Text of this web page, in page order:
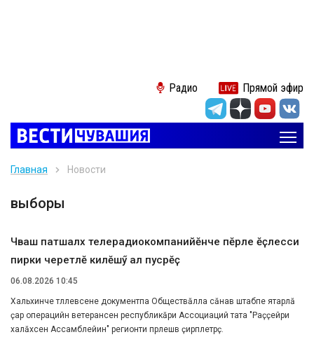
Радио Прямой эфир
Главная Новости
выборы
Чӑваш патшалӑх телерадиокомпанийӗнче пӗрле ӗҫлесси
пирки черетлӗ килӗшӳ алӑ пусрӗҫ
06.08.2026 10:45
Хальхинче тӗллевӗсене документпа Обществӑлла сӑнав штабӗпе ятарлӑ
ҫар операцийӗн ветеранӗсен республикӑри Ассоциацийӗ тата "Раҫҫейри
халӑхсен Ассамблейин" регионти пӗрлешӗвӗ ҫирӗплетрӗҫ.